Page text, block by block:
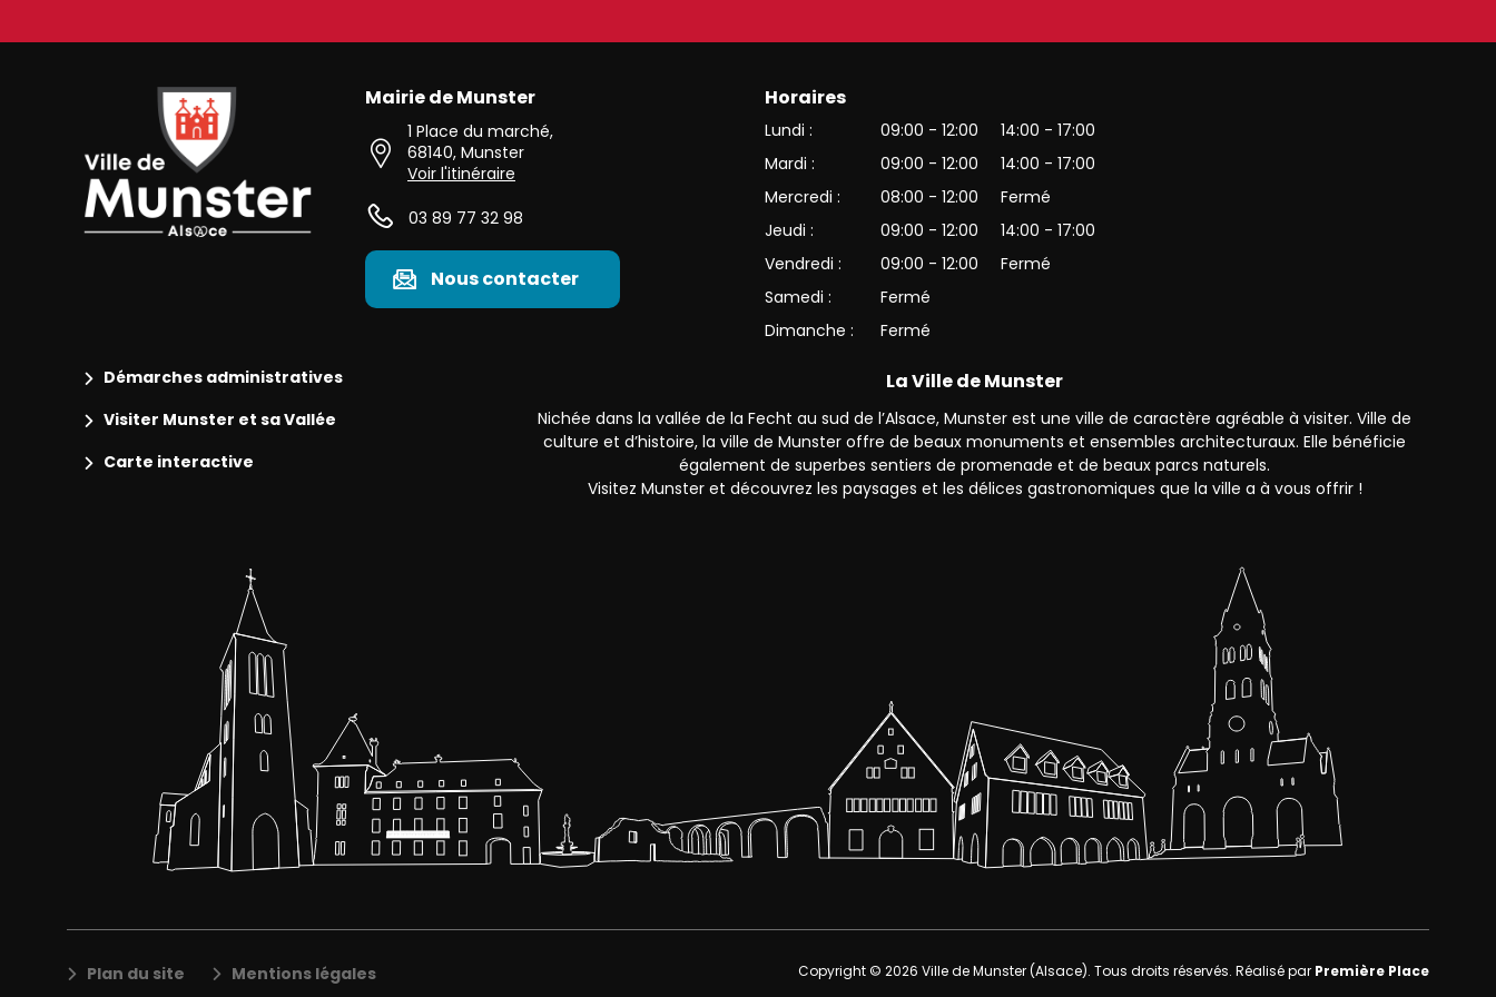
Ville de Munster (Alsace) Située au cœur de l’Alsace et de l’une des plus belles vallées du versant alsacien des Hautes-Vosges
Mairie de Munster
1 Place du marché,
68140, Munster
Voir l'itinéraire
03 89 77 32 98
Nous contacter
Horaires
Lundi : 09:00 - 12:00
14:00 - 17:00
Mardi :
09:00 - 12:00
14:00 - 17:00
Mercredi :
08:00 - 12:00
Fermé
Jeudi :
09:00 - 12:00
14:00 - 17:00
Vendredi :
09:00 - 12:00
Fermé
Samedi :
Fermé
Dimanche :
Fermé
Démarches administratives
Visiter Munster et sa Vallée
Carte interactive
La Ville de Munster
Nichée dans la vallée de la Fecht au sud de l’Alsace, Munster est une ville de caractère agréable à visiter. Ville de
culture et d’histoire, la ville de Munster offre de beaux monuments et ensembles architecturaux. Elle bénéficie
également de superbes sentiers de promenade et de beaux parcs naturels.
Visitez Munster et découvrez les paysages et les délices gastronomiques que la ville a à vous offrir !
Plan du site Mentions légales Copyright © 2026 Ville de Munster (Alsace). Tous droits réservés. Réalisé par Première Place